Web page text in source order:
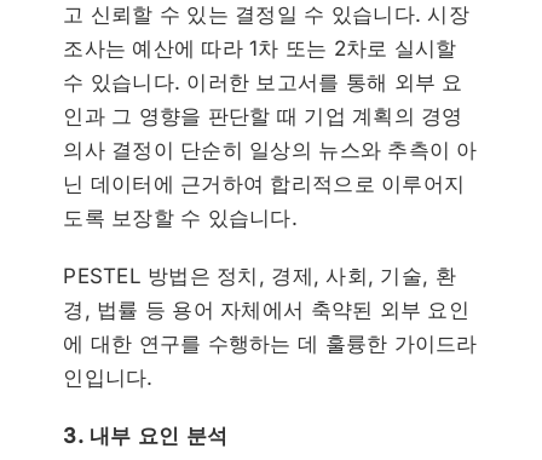
고 신뢰할 수 있는 결정일 수 있습니다. 시장
조사는 예산에 따라 1차 또는 2차로 실시할
수 있습니다. 이러한 보고서를 통해 외부 요
인과 그 영향을 판단할 때 기업 계획의 경영
의사 결정이 단순히 일상의 뉴스와 추측이 아
닌 데이터에 근거하여 합리적으로 이루어지
도록 보장할 수 있습니다.
PESTEL 방법은 정치, 경제, 사회, 기술, 환
경, 법률 등 용어 자체에서 축약된 외부 요인
에 대한 연구를 수행하는 데 훌륭한 가이드라
인입니다.
3. 내부 요인 분석